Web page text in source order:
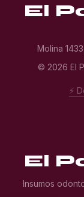
El
Molina
© 2026 El
⚡
El
Insumos